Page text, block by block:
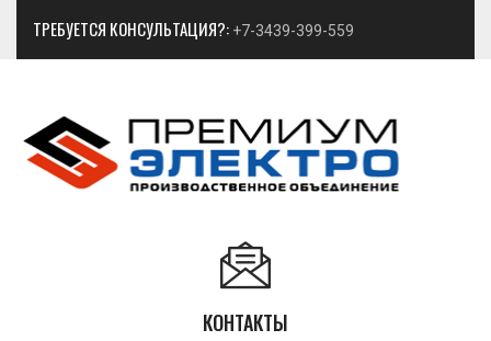
ТРЕБУЕТСЯ КОНСУЛЬТАЦИЯ?: +7-3439-399-559
КОНТАКТЫ